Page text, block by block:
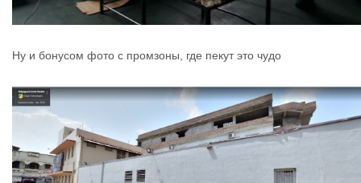
Ну и бонусом фото с промзоны, где пекут это чудо